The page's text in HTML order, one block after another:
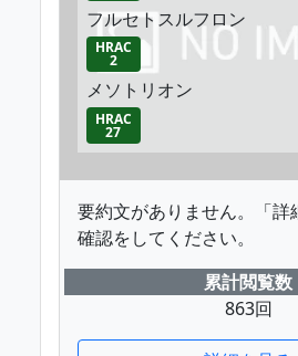
フルセトスルフロン
HRAC
2
メソトリオン
HRAC
27
要約文がありません。「詳
確認をしてください。
累計閲覧数
863回